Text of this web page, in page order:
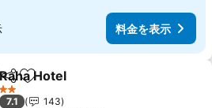
料金を表示
シェアお気に入りに追加
Raha Hotel
2 ホテルのランク
7.1
143